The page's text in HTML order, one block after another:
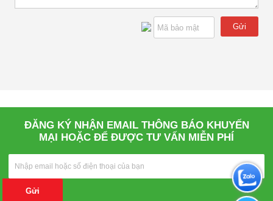
Gửi
ĐĂNG KÝ NHẬN EMAIL THÔNG BÁO KHUYẾN
MẠI HOẶC ĐỂ ĐƯỢC TƯ VẤN MIỄN PHÍ
Gửi